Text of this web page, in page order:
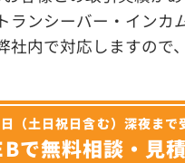
ランシーバー・インカ
社内で対応しますので
（土日祝日含む）深夜まで
で無料相談・見